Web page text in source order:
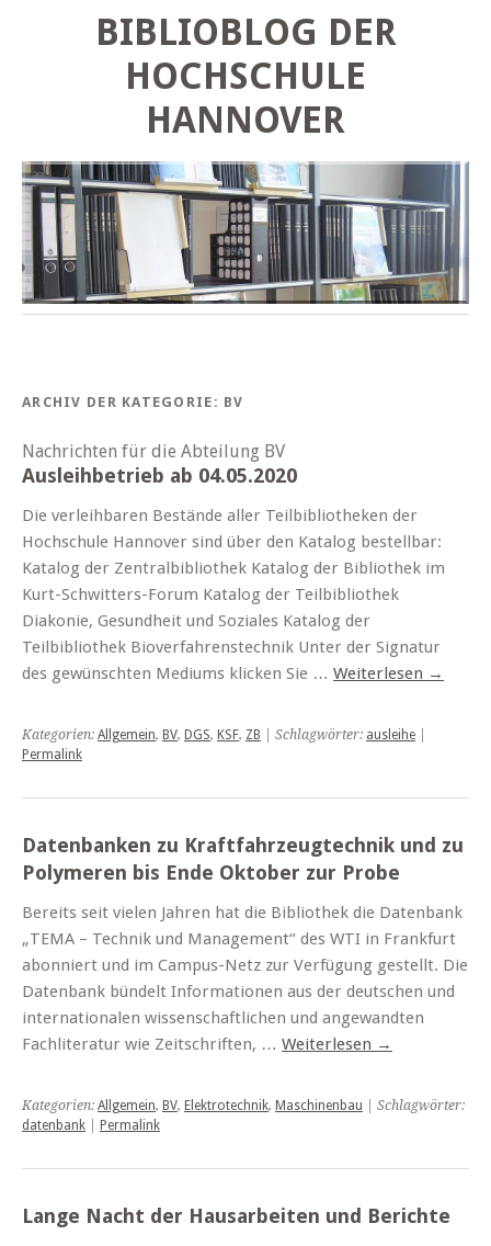
BIBLIOBLOG DER
HOCHSCHULE
HANNOVER
ARCHIV DER KATEGORIE: BV
Nachrichten für die Abteilung BV
Ausleihbetrieb ab 04.05.2020
Die verleihbaren Bestände aller Teilbibliotheken der
Hochschule Hannover sind über den Katalog bestellbar:
Katalog der Zentralbibliothek Katalog der Bibliothek im
Kurt-Schwitters-Forum Katalog der Teilbibliothek
Diakonie, Gesundheit und Soziales Katalog der
Teilbibliothek Bioverfahrenstechnik Unter der Signatur
des gewünschten Mediums klicken Sie … Weiterlesen →
Kategorien: Allgemein, BV, DGS, KSF, ZB | Schlagwörter: ausleihe
Permalink
Datenbanken zu Kraftfahrzeugtechnik und zu
Polymeren bis Ende Oktober zur Probe
Bereits seit vielen Jahren hat die Bibliothek die Datenbank
„TEMA – Technik und Management“ des WTI in Frankfurt
abonniert und im Campus-Netz zur Verfügung gestellt. Die
Datenbank bündelt Informationen aus der deutschen und
internationalen wissenschaftlichen und angewandten
Fachliteratur wie Zeitschriften, … Weiterlesen →
Kategorien: Allgemein, BV, Elektrotechnik, Maschinenbau | Schlagwörter:
datenbank
Permalink
Lange Nacht der Hausarbeiten und Berichte